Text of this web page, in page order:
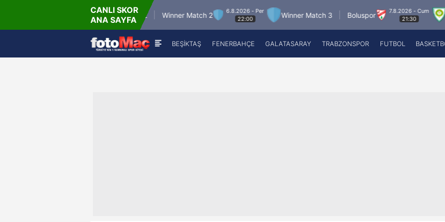
CANLI SKOR
ANA SAYFA
Winner Match 12 Winner Match 2
6.8.2026 - Per
22:00
Winner Match 3 Boluspor
7.8.2026 - Cum
21:30
BEŞİKTAŞ FENERBAHÇE GALATASARAY TRABZONSPOR FUTBOL